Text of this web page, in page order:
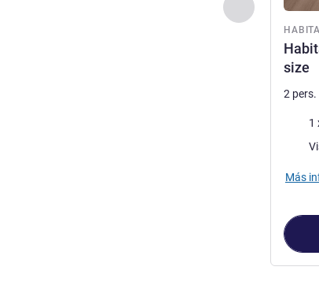
Anterior -
size
2 pers.
Ropa1
Views :
Más